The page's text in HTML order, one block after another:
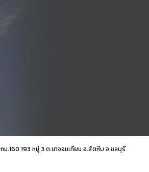
กม.160 193 หมู่ 3 ต.นาจอมเทียน อ.สัตหีบ จ.ชลบุรี